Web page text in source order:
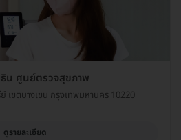
ธิน ศูนย์ตรวจสุขภาพ
เขตบางเขน กรุงเทพมหานคร 10220
ดูรายละเอียด